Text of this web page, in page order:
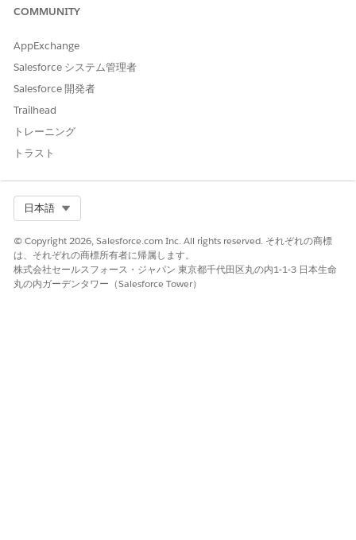
このテンプレートには、受入または履行のための事前設定済みの
要求の取得方法と履行方法を定義するコネクタを含むカスタムフ
ローを作成します。
COMMUNITY
AppExchange
Salesforce システム管理者
Salesforce 開発者
Trailhead
トレーニング
トラスト
日本語
© Copyright 2026, Salesforce.com Inc. All rights reserved. それぞれの商標
は、それぞれの商標所有者に帰属します。
株式会社セールスフォース・ジャパン 東京都千代田区丸の内1-1-3 日本生命
丸の内ガーデンタワー（Salesforce Tower）